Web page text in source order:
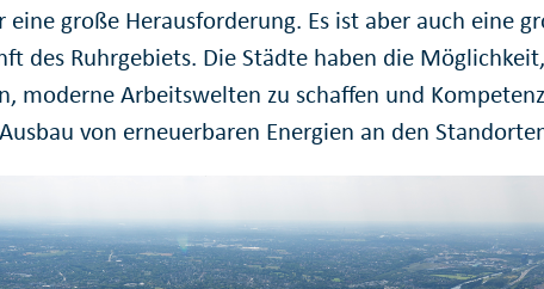
eine große Herausforderung. Es ist aber auch eine
des Ruhrgebiets. Die Städte haben die
moderne Arbeitswelten zu schaffen und
von erneuerbaren Energien an den